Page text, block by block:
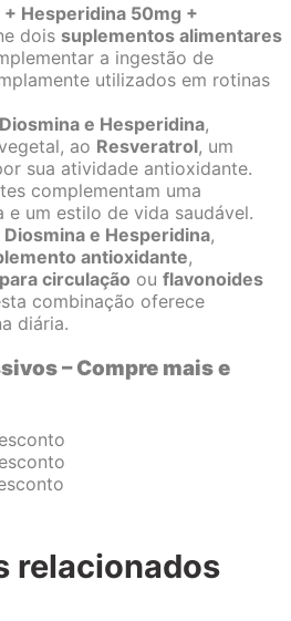
Hesperidina 50mg +
dois suplementos alimentares
a ingestão de
utilizados em rotinas
Diosmina e Hesperidina,
ao Resveratrol, um
sua atividade antioxidante.
complementam uma
e um estilo de vida saudável.
Diosmina e Hesperidina,
antioxidante,
circulação ou flavonoides
combinação oferece
diária.
– Compre mais e
relacionados